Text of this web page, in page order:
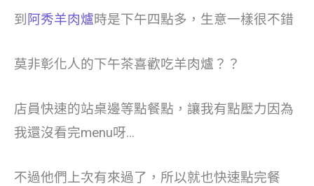
到 阿秀羊肉爐時是下午四點多，生意一樣很不錯
莫非彰化人的下午茶喜歡吃羊肉爐？？
店員快速的站桌邊等點餐點，讓我有點壓力因為
我還沒看完menu呀…
不過他們上次有來過了，所以就也快速點完餐